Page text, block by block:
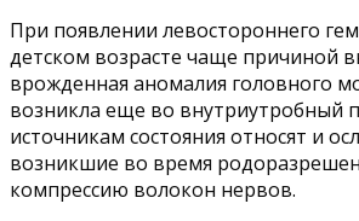
При появлении левостороннего
детском возрасте чаще причиной
врожденная аномалия головного
возникла еще во внутриутробный
источникам состояния относят и
возникшие во время
компрессию волокон нервов.